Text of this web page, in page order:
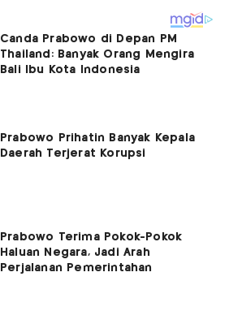
Canda Prabowo di Depan PM
Thailand: Banyak Orang Mengira
Bali Ibu Kota Indonesia
Prabowo Prihatin Banyak Kepala
Daerah Terjerat Korupsi
Prabowo Terima Pokok-Pokok
Haluan Negara, Jadi Arah
Perjalanan Pemerintahan